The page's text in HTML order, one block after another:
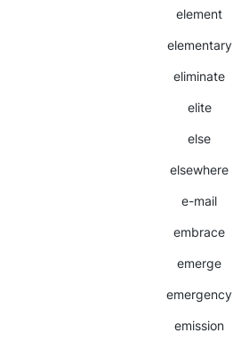
element
elementary
eliminate
elite
else
elsewhere
e-mail
embrace
emerge
emergency
emission